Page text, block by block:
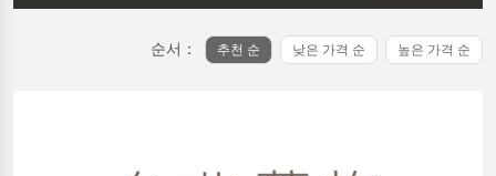
순서： 추천 순 낮은 가격 순 높은 가격 순